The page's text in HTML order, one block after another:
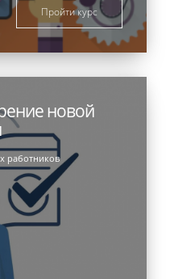
Пройти курс
новой
работников